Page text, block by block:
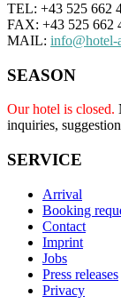
TEL: +43 525 662
FAX: +43 525 662
MAIL: info@hotel-
SEASON
Our hotel is closed.
inquiries,
SERVICE
Arrival
Booking
Contact
Imprint
Jobs
Press releases
Privacy